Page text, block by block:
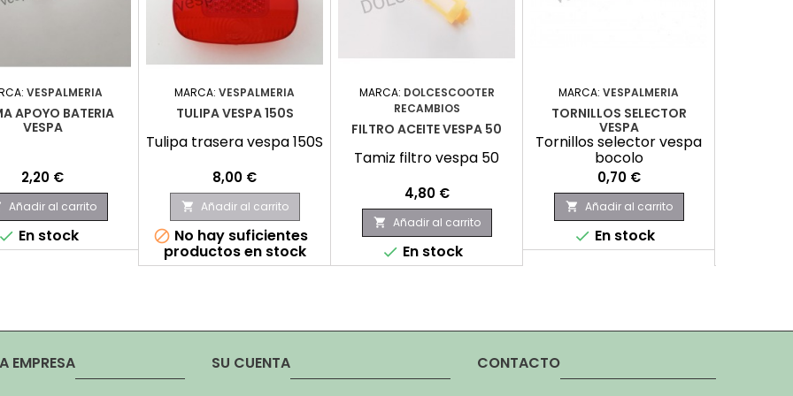
VESPALMERIA
APOYO BATERIA
VESPA
Precio
2,20 €
Añadir al carrito
 En stock
MARCA: VESPALMERIA
TULIPA VESPA 150S
Tulipa trasera vespa 150S
Precio
8,00 €
 Añadir al carrito
 No hay suficientes
productos en stock
MARCA: DOLCESCOOTER
RECAMBIOS
FILTRO ACEITE VESPA 50
Tamiz filtro vespa 50
Precio
4,80 €
 Añadir al carrito
 En stock
MARCA: VESPALMERIA
TORNILLOS SELECTOR
VESPA
Tornillos selector vespa
bocolo
Precio
0,70 €
 Añadir al carrito
 En stock
EMPRESA SU CUENTA CONTACTO